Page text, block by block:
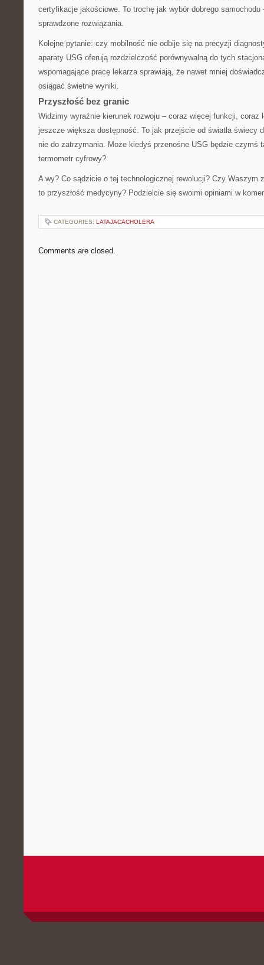
certyfikacje jakościowe. To trochę jak wybór dobrego samochodu
sprawdzone rozwiązania.
Kolejne pytanie: czy mobilność nie odbije się na precyzji
aparaty USG oferują rozdzielczość porównywalną do tych
wspomagające pracę lekarza sprawiają, że nawet mniej
osiągać świetne wyniki.
Przyszłość bez granic
Widzimy wyraźnie kierunek rozwoju – coraz więcej funkcji, coraz
jeszcze większa dostępność. To jak przejście od światła świecy
nie do zatrzymania. Może kiedyś przenośne USG będzie czymś
termometr cyfrowy?
A wy? Co sądzicie o tej technologicznej rewolucji? Czy Waszym
to przyszłość medycyny? Podzielcie się swoimi opiniami w
CATEGORIES: LATAJACACHOLERA
Comments are closed.